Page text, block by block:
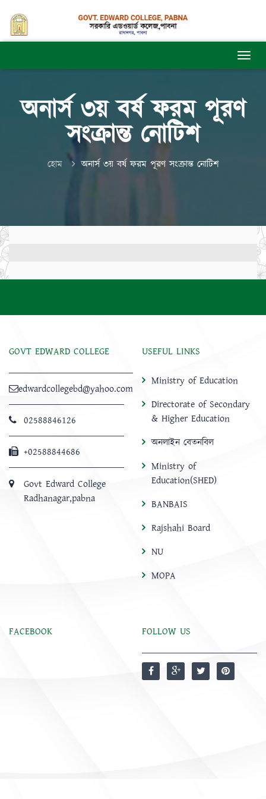
অনার্স ৩য় বর্ষ ফরম পূরণ
সংক্রান্ত নোটিশ
হোম অনার্স ৩য় বর্ষ ফরম পূরণ সংক্রান্ত নোটিশ
GOVT EDWARD COLLEGE
edwardcollegebd@yahoo.com
02588846126
+02588844686
Govt Edward College
Radhanagar,pabna
USEFUL LINKS
Ministry of Education
Directorate of Secondary
& Higher Education
অনলাইন বেতনবিল
Ministry of
Education(SHED)
BANBAIS
Rajshahi Board
NU
MOPA
FACEBOOK FOLLOW US